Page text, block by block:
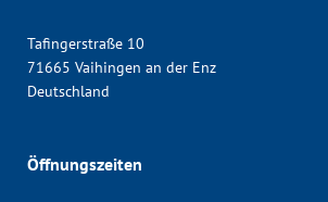
Tafingerstraße 10
71665 Vaihingen an der Enz
Deutschland
Öffnungszeiten